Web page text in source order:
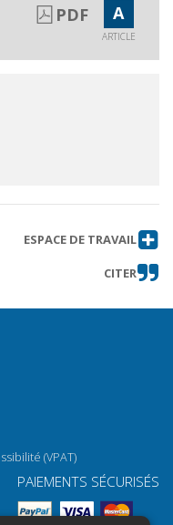
PDF A
ARTICLE
ESPACE DE TRAVAIL
CITER
(VPAT)
PAIEMENTS SÉCURISÉS